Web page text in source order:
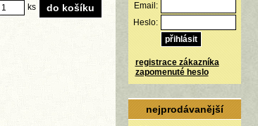
Email:
Heslo:
registrace zákazníka
zapomenuté heslo
nejprodávanější
ks